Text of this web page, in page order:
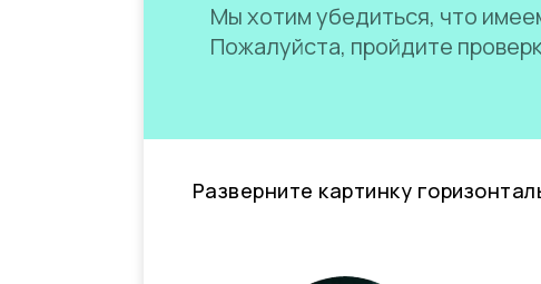
Мы хотим убедиться, что
Пожалуйста, пройдите
Разверните картинку